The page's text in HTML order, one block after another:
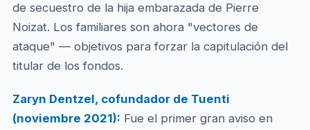
de secuestro de la hija embarazada de Pierre
Noizat. Los familiares son ahora "vectores de
ataque" — objetivos para forzar la capitulación del
titular de los fondos.
Zaryn Dentzel, cofundador de Tuenti
(noviembre 2021): Fue el primer gran aviso en